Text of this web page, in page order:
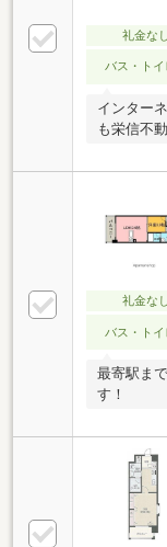
礼金なし
バス・トイ
インター
も栄信不
礼金なし
バス・トイ
最寄駅ま
す！